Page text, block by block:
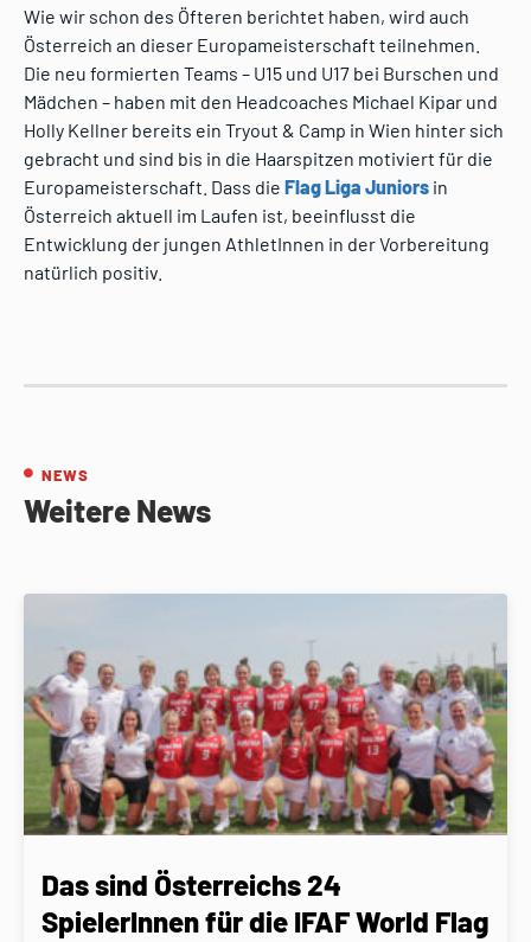
Wie wir schon des Öfteren berichtet haben, wird auch
Österreich an dieser Europameisterschaft teilnehmen.
Die neu formierten Teams – U15 und U17 bei Burschen und
Mädchen – haben mit den Headcoaches Michael Kipar und
Holly Kellner bereits ein Tryout & Camp in Wien hinter sich
gebracht und sind bis in die Haarspitzen motiviert für die
Europameisterschaft. Dass die Flag Liga Juniors in
Österreich aktuell im Laufen ist, beeinflusst die
Entwicklung der jungen AthletInnen in der Vorbereitung
natürlich positiv.
NEWS
Weitere News
Das sind Österreichs 24
SpielerInnen für die IFAF World Flag